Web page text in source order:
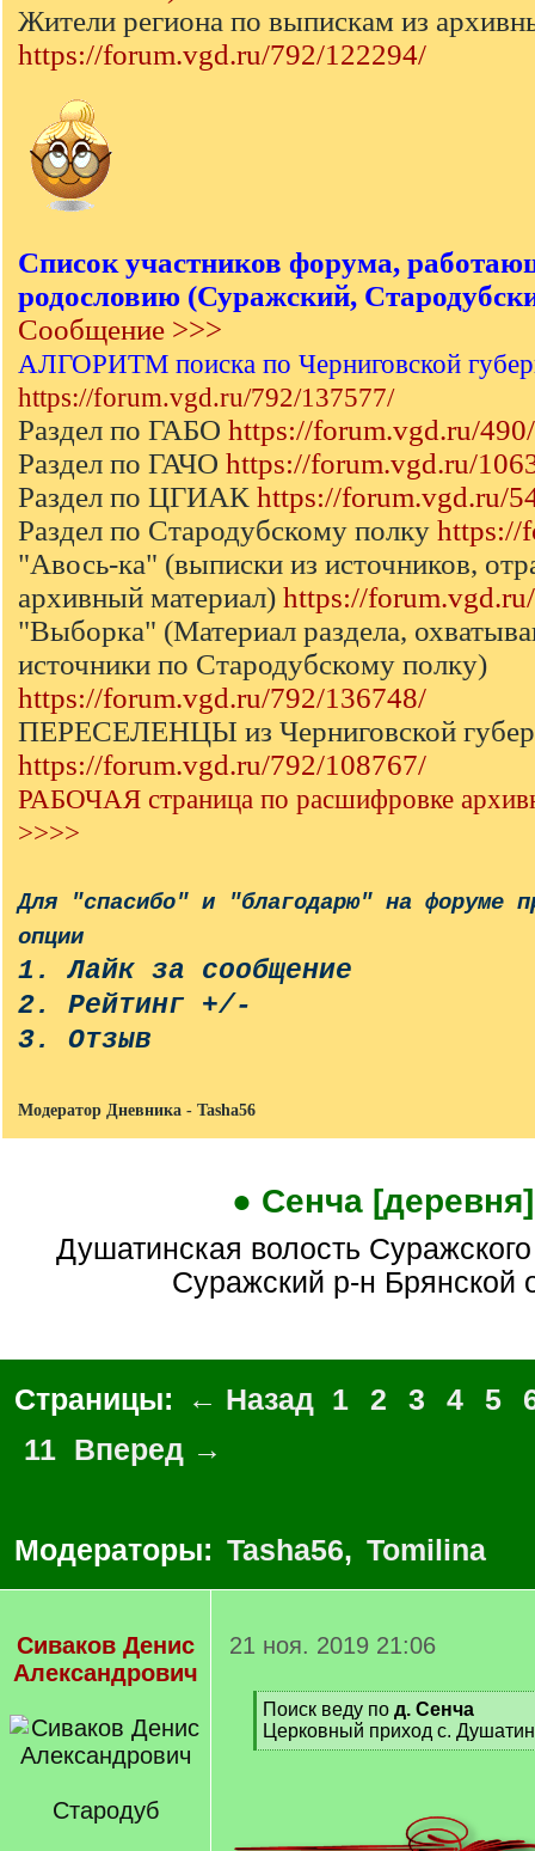
Жители региона по выпискам из
https://forum.vgd.ru/792/122294/
Список участников форума,
родословию (Суражский,
Сообщение >>>
АЛГОРИТМ поиска по Черниговской
https://forum.vgd.ru/792/137577/
Раздел по ГАБО https://forum.vgd.ru/490/
Раздел по ГАЧО https://forum.vgd.ru/
Раздел по ЦГИАК https://forum.vgd.ru/
Раздел по Стародубскому полку https://
"Авось-ка" (выписки из источников,
архивный материал) https://
"Выборка" (Материал раздела,
источники по Стародубскому полку)
https://forum.vgd.ru/792/136748/
ПЕРЕСЕЛЕНЦЫ из Черниговской
https://forum.vgd.ru/792/108767/
РАБОЧАЯ страница по расшифровке
>>>>
Для "спасибо" и "благодарю" на форуме
опции
1. Лайк за сообщение
2. Рейтинг +/-
3. Отзыв
Модератор Дневника - Tasha56
● Сенча [деревня]
Душатинская волость Суражского уезда (совр.
Суражский р-н Брянской
Страницы: ← Назад 1 2 3 4 5
11 Вперед →
Модераторы: Tasha56, Tomilina
Сиваков Денис
Александрович
Стародуб
21 ноя. 2019 21:06
[
q
]
Поиск веду по д. Сенча
Церковный приход с.
[